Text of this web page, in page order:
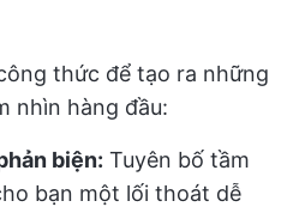
thức để tạo ra những
nhìn hàng đầu:
biện: Tuyên bố tầm
bạn một lối thoát dễ